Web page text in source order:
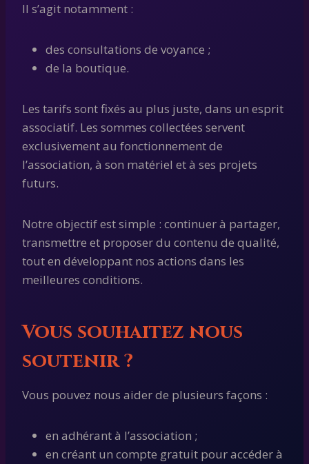
Il s’agit notamment :
des consultations de voyance ;
de la boutique.
Les tarifs sont fixés au plus juste, dans un esprit
associatif. Les sommes collectées servent
exclusivement au fonctionnement de
l’association, à son matériel et à ses projets
futurs.
Notre objectif est simple : continuer à partager,
transmettre et proposer du contenu de qualité,
tout en développant nos actions dans les
meilleures conditions.
Vous souhaitez nous
soutenir ?
Vous pouvez nous aider de plusieurs façons :
en adhérant à l’association ;
en créant un compte gratuit pour accéder à